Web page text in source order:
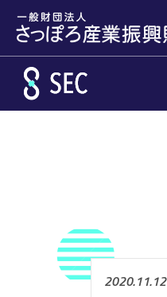
2020.11.12